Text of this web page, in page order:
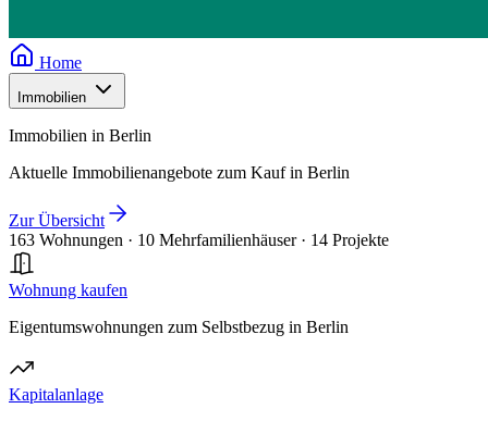
Home
Immobilien
Immobilien in Berlin
Aktuelle Immobilienangebote zum Kauf in Berlin
Zur Übersicht
163 Wohnungen · 10 Mehrfamilienhäuser · 14 Projekte
Wohnung kaufen
Eigentumswohnungen zum Selbstbezug in Berlin
Kapitalanlage